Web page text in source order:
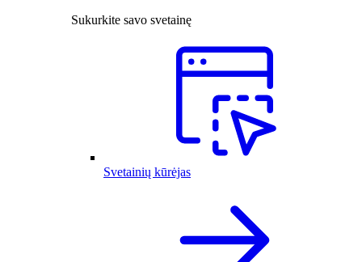
Sukurkite savo svetainę
Svetainių kūrėjas